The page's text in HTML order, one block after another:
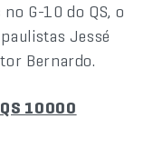
G-10 do QS, o
Jessé
Bernardo.
QS 10000